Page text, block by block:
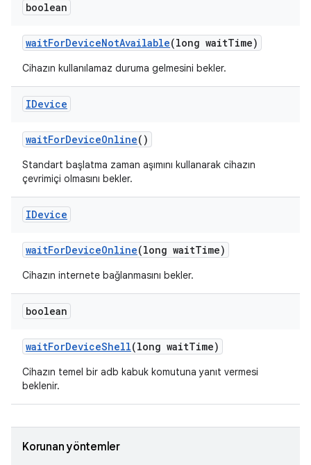
boolean
waitForDeviceNotAvailable(long waitTime)
Cihazın kullanılamaz duruma gelmesini bekler.
IDevice
waitForDeviceOnline()
Standart başlatma zaman aşımını kullanarak cihazın
çevrimiçi olmasını bekler.
IDevice
waitForDeviceOnline(long waitTime)
Cihazın internete bağlanmasını bekler.
boolean
waitForDeviceShell(long waitTime)
Cihazın temel bir adb kabuk komutuna yanıt vermesi
beklenir.
Korunan yöntemler